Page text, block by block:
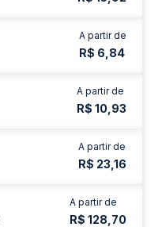
A partir de
R$ 6,84
A partir de
R$ 10,93
A partir de
R$ 23,16
A partir de
R$ 128,70